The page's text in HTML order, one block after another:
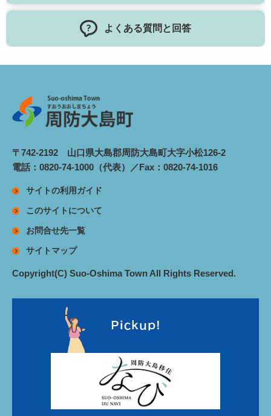
よくある質問と回答
〒742-2192 山口県大島郡周防大島町大字小松126-2
電話：0820-74-1000（代表）／Fax：0820-74-1016
サイトの利用ガイド
このサイトについて
お問合せ先一覧
サイトマップ
Copyright(C) Suo-Oshima Town All Rights Reserved.